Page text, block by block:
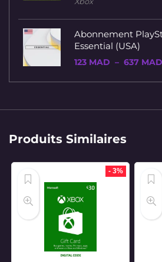
1,078 MAD.
Abonnement
Essential (USA)
123 MAD – 637 MAD
Produits Similaires
- 3%